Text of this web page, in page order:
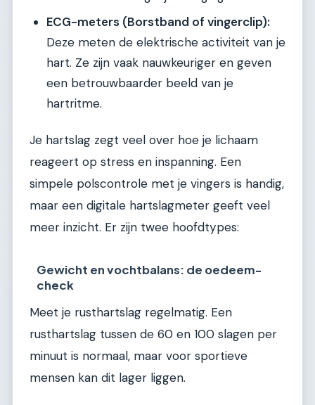
ECG-meters (Borstband of vingerclip):
Deze meten de elektrische activiteit van je
hart. Ze zijn vaak nauwkeuriger en geven
een betrouwbaarder beeld van je
hartritme.
Je hartslag zegt veel over hoe je lichaam
reageert op stress en inspanning. Een
simpele polscontrole met je vingers is handig,
maar een digitale hartslagmeter geeft veel
meer inzicht. Er zijn twee hoofdtypes:
Gewicht en vochtbalans: de oedeem-
check
Meet je rusthartslag regelmatig. Een
rusthartslag tussen de 60 en 100 slagen per
minuut is normaal, maar voor sportieve
mensen kan dit lager liggen.